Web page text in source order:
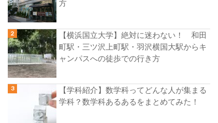
方
【横浜国立大学】絶対に迷わない！ 和田
町駅・三ツ沢上町駅・羽沢横国大駅からキ
ャンパスへの徒歩での行き方
【学科紹介】数学科ってどんな人が集まる
学科？数学科あるあるをまとめてみた！